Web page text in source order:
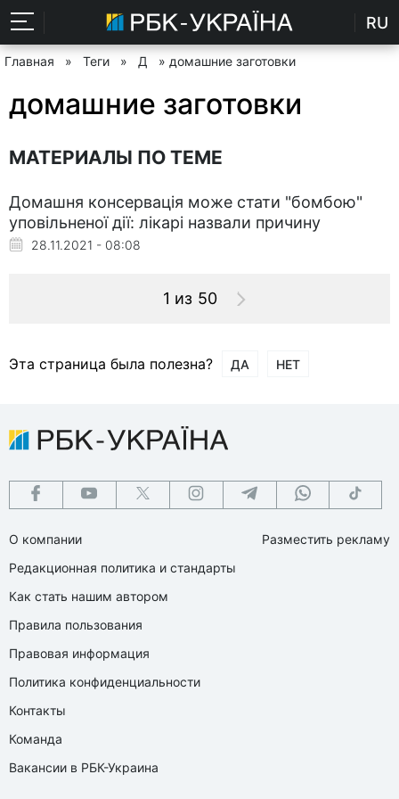
RU
Главная » Теги » Д » домашние заготовки
домашние заготовки
МАТЕРИАЛЫ ПО ТЕМЕ
Домашня консервація може стати "бомбою"
уповільненої дії: лікарі назвали причину
28.11.2021 - 08:08
1 из 50
Эта страница была полезна? ДА НЕТ
О компании
Редакционная политика и стандарты
Как стать нашим автором
Правила пользования
Правовая информация
Политика конфиденциальности
Контакты
Команда
Вакансии в РБК-Украина
Разместить рекламу